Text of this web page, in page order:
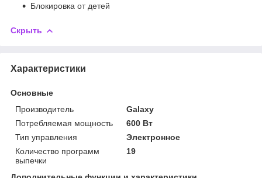
Блокировка от детей
Скрыть
Характеристики
Основные
Производитель
Galaxy
Потребляемая мощность
600 Вт
Тип управления
Электронное
Количество программ
выпечки
19